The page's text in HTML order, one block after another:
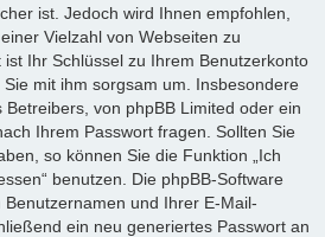
ist. Jedoch wird Ihnen empfohlen,
Vielzahl von Webseiten zu
Ihr Schlüssel zu Ihrem Benutzerkonto
mit ihm sorgsam um. Insbesondere
von phpBB Limited oder ein
Ihrem Passwort fragen. Sollten Sie
so können Sie die Funktion „Ich
benutzen. Die phpBB-Software
und Ihrer E-Mail-
ein neu generiertes Passwort an